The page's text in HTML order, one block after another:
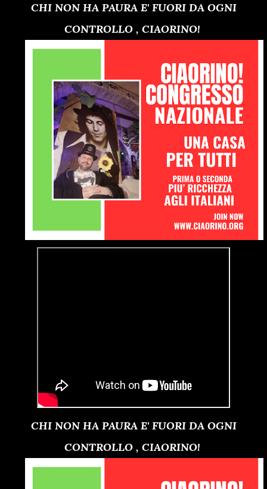
CHI NON HA PAURA E' FUORI DA OGNI
CONTROLLO , CIAORINO!
CHI NON HA PAURA E' FUORI DA OGNI
CONTROLLO , CIAORINO!